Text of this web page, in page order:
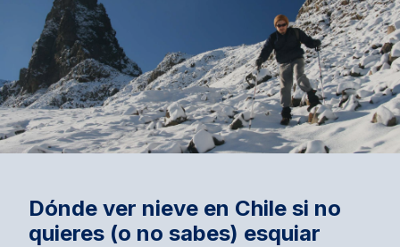
Dónde ver nieve en Chile si no
quieres (o no sabes) esquiar